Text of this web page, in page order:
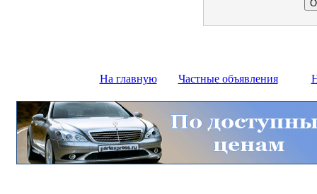
На главную Частные объявления